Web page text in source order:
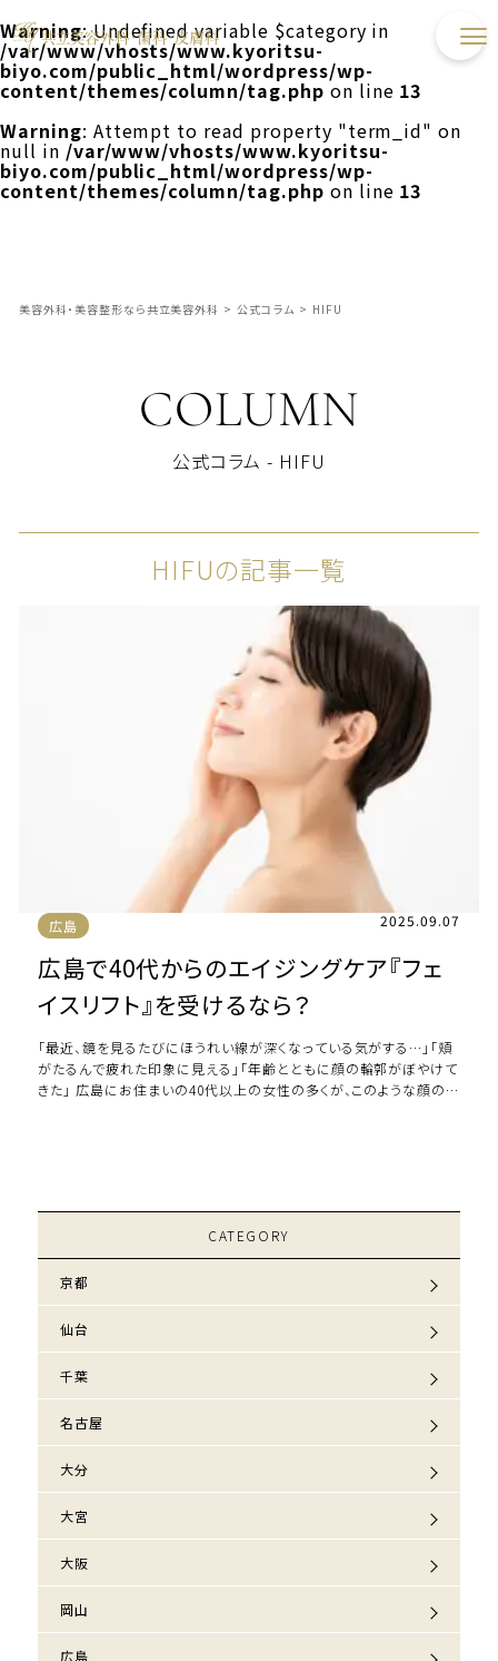
Warning: Undefined variable $category in
/var/www/vhosts/www.kyoritsu-
biyo.com/public_html/wordpress/wp-
content/themes/column/tag.php on line 13
Warning: Attempt to read property "term_id" on
null in /var/www/vhosts/www.kyoritsu-
biyo.com/public_html/wordpress/wp-
content/themes/column/tag.php on line 13
美容外科・美容整形なら共立美容外科 > 公式コラム > HIFU
COLUMN
公式コラム - HIFU
HIFUの記事一覧
広島 2025.09.07
広島で40代からのエイジングケア『フェ
イスリフト』を受けるなら？
「最近、鏡を見るたびにほうれい線が深くなっている気がする…」「頬
がたるんで疲れた印象に見える」「年齢とともに顔の輪郭がぼやけて
きた」 広島にお住まいの40代以上の女性の多くが、このような顔のた
CATEGORY
京都
仙台
千葉
名古屋
大分
大宮
大阪
岡山
広島